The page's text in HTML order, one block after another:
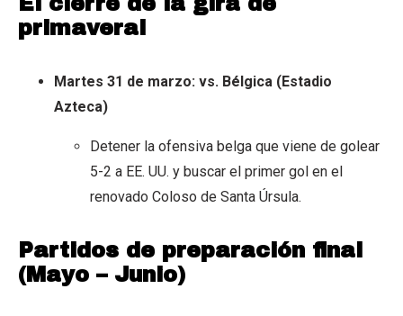
primaveral
Martes 31 de marzo: vs. Bélgica (Estadio
Azteca)
Detener la ofensiva belga que viene de golear
5-2 a EE. UU. y buscar el primer gol en el
renovado Coloso de Santa Úrsula.
Partidos de preparación final
(Mayo – Junio)